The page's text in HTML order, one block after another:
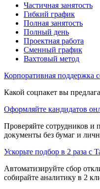
Частичная занятость
Гибкий график
Полная занятость
Полный день
Проектная работа
Сменный график
Вахтовый метод
Корпоративная поддержка
Какой соцпакет вы
Оформляйте кандидатов
Проверяйте сотрудников и
документы без бумаг и
Ускорьте подбор в 2 раза с
Автоматизируйте сбор
собирайте аналитику в 2